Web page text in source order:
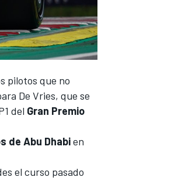
pilotos que no
De Vries, que se
del Gran Premio
de Abu Dhabien
el curso pasado